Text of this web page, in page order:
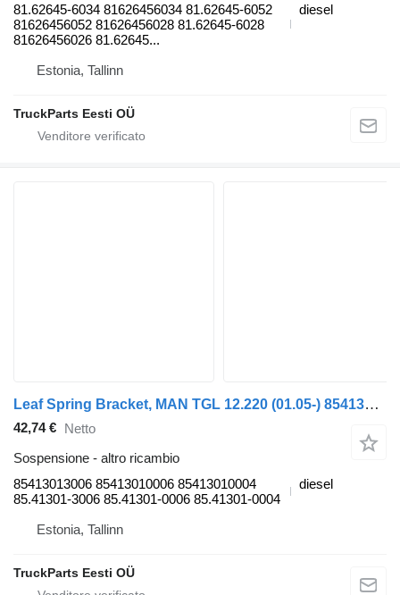
81.62645-6034 81626456034 81.62645-6052
81626456052 81626456028 81.62645-6028
81626456026 81.62645...
diesel
Estonia, Tallinn
TruckParts Eesti OÜ
Leaf Spring Bracket, MAN TGL 12.220 (01.05-) 85413013006 per trattore stradale MAN TGL, TGM, TGS, TGX (2005-2021)
42,74 € Netto
Sospensione - altro ricambio
85413013006 85413010006 85413010004
85.41301-3006 85.41301-0006 85.41301-0004
diesel
Estonia, Tallinn
TruckParts Eesti OÜ